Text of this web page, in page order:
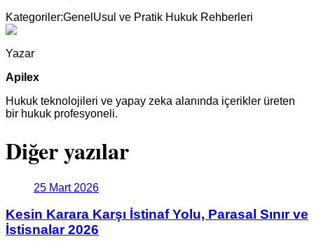
Kategoriler:Genel Usul ve Pratik Hukuk Rehberleri
Yazar
Apilex
Hukuk teknolojileri ve yapay zeka alanında içerikler üreten
bir hukuk profesyoneli.
Diğer yazılar
25 Mart 2026
Kesin Karara Karşı İstinaf Yolu, Parasal Sınır ve
İstisnalar 2026